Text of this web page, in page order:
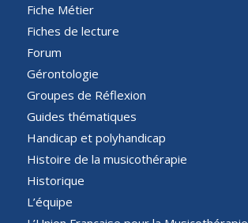
Fiche Métier
Fiches de lecture
Forum
Gérontologie
Groupes de Réflexion
Guides thématiques
Handicap et polyhandicap
Histoire de la musicothérapie
Historique
L’équipe